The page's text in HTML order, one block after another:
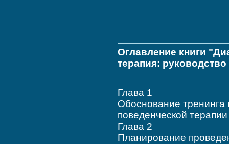
Оглавление книги
терапия:
Глава 1
Обоснование тренинга
поведенческой
Глава 2
Планирование